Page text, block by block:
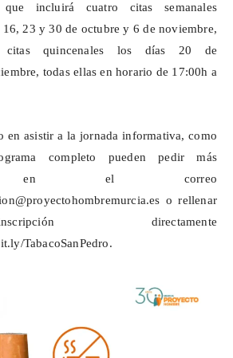
que incluirá cuatro citas semanales
16, 23 y 30 de octubre y 6 de noviembre,
quincenales los días 20 de
todas ellas en horario de 17:00h a
en asistir a la jornada informativa, como
completo pueden pedir más
en el correo
o rellenar
directamente
TabacoSanPedro.